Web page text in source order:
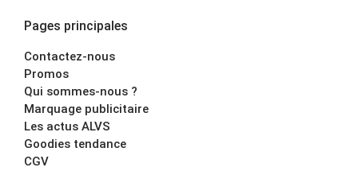
Pages principales
Contactez-nous
Promos
Qui sommes-nous ?
Marquage publicitaire
Les actus ALVS
Goodies tendance
CGV